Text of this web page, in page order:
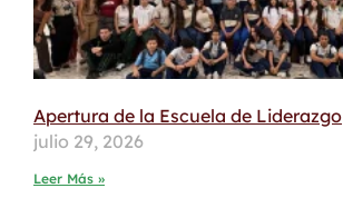
Apertura de la Escuela de Liderazgo
julio 29, 2026
Leer Más »